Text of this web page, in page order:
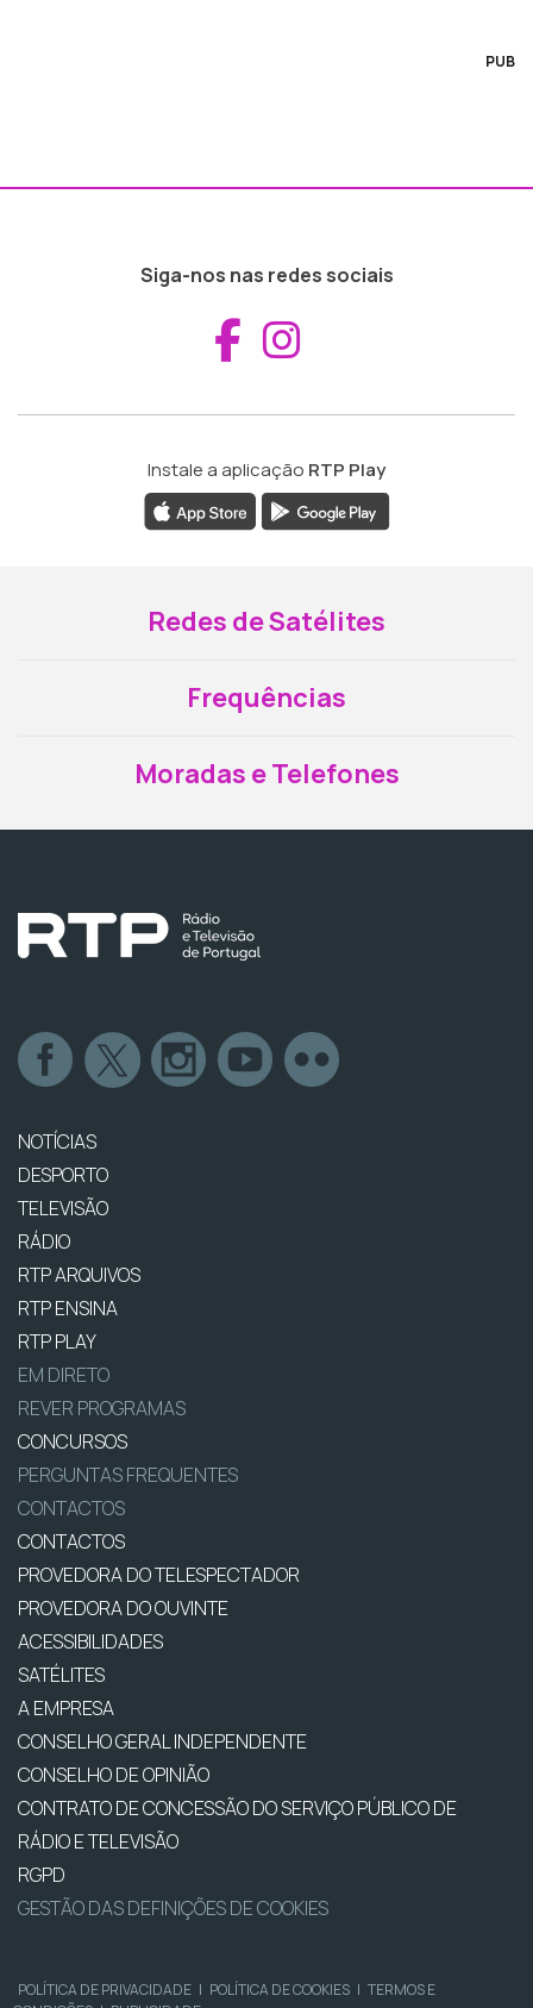
PUB
Siga-nos nas redes sociais
Aceder ao
Instale a aplicação RTP Play
Redes de Satélites
Frequências
Moradas e Telefones
NOTÍCIAS
DESPORTO
TELEVISÃO
RÁDIO
RTP ARQUIVOS
RTP ENSINA
RTP PLAY
EM DIRETO
REVER PROGRAMAS
CONCURSOS
PERGUNTAS FREQUENTES
CONTACTOS
CONTACTOS
PROVEDORA DO TELESPECTADOR
PROVEDORA DO OUVINTE
ACESSIBILIDADES
SATÉLITES
A EMPRESA
CONSELHO GERAL INDEPENDENTE
CONSELHO DE OPINIÃO
CONTRATO DE CONCESSÃO DO SERVIÇO PÚBLICO DE
RÁDIO E TELEVISÃO
RGPD
GESTÃO DAS DEFINIÇÕES DE COOKIES
POLÍTICA DE PRIVACIDADE | POLÍTICA DE COOKIES | TERMOS E